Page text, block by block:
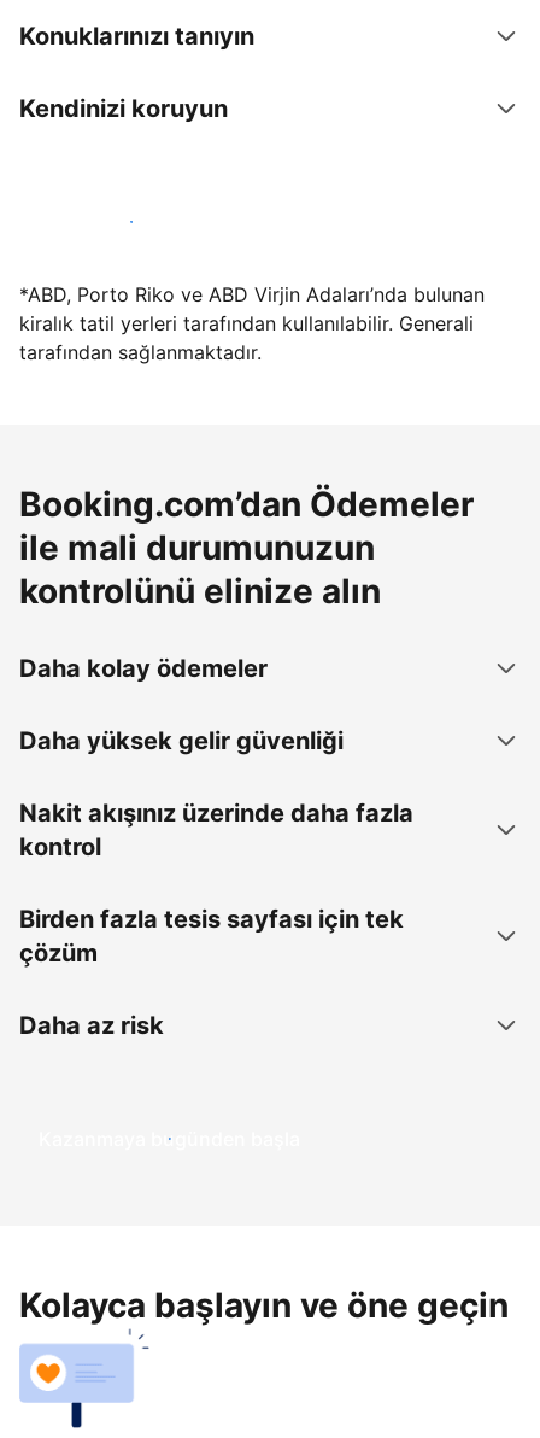
Konuklarınızı tanıyın
Kendinizi koruyun
Hemen tesis yayınla
*ABD, Porto Riko ve ABD Virjin Adaları’nda bulunan
kiralık tatil yerleri tarafından kullanılabilir. Generali
tarafından sağlanmaktadır.
Booking.com’dan Ödemeler
ile mali durumunuzun
kontrolünü elinize alın
Daha kolay ödemeler
Daha yüksek gelir güvenliği
Nakit akışınız üzerinde daha fazla
kontrol
Birden fazla tesis sayfası için tek
çözüm
Daha az risk
Kazanmaya bugünden başla
Kolayca başlayın ve öne geçin